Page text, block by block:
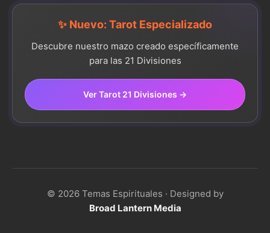
✨ Nuevo: Tarot Especializado
Descubre nuestro mazo creado específicamente
para las 21 Divisiones
Ver Tarot 21 Divisiones →
© 2026 Temas Espirituales · Designed by
Broad Lantern Media